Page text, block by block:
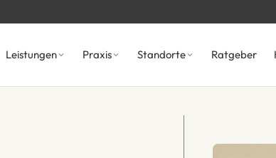
Leistungen Praxis Standorte Ratgeber